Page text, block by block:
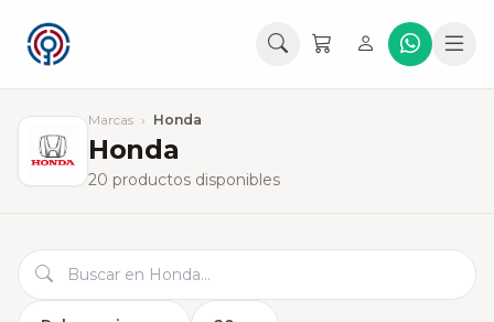
Marcas › Honda
Honda
20 productos disponibles